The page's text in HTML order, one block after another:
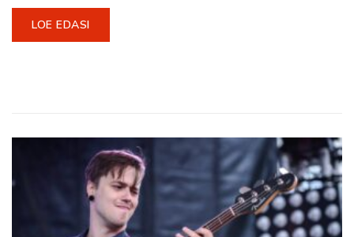
LOE EDASI